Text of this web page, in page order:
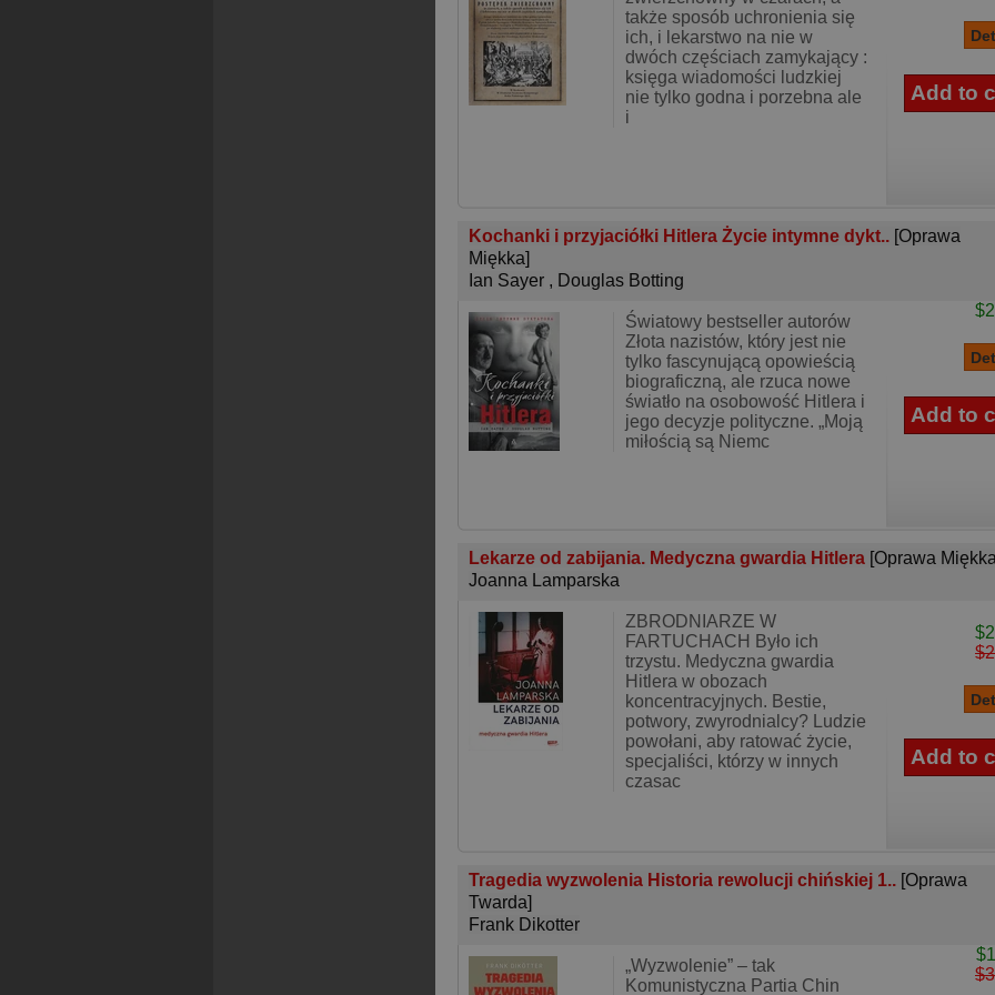
także sposób uchronienia się
ich, i lekarstwo na nie w
dwóch częściach zamykający :
księga wiadomości ludzkiej
nie tylko godna i porzebna ale
i
Kochanki i przyjaciółki Hitlera Życie intymne dykt.. [Oprawa
Miękka]
Ian Sayer , Douglas Botting
Światowy bestseller autorów
Złota nazistów, który jest nie
tylko fascynującą opowieścią
biograficzną, ale rzuca nowe
światło na osobowość Hitlera i
jego decyzje polityczne. „Moją
miłością są Niemc
Lekarze od zabijania. Medyczna gwardia Hitlera [Oprawa
Joanna Lamparska
ZBRODNIARZE W
FARTUCHACH Było ich
trzystu. Medyczna gwardia
Hitlera w obozach
koncentracyjnych. Bestie,
potwory, zwyrodnialcy? Ludzie
powołani, aby ratować życie,
specjaliści, którzy w innych
czasac
Tragedia wyzwolenia Historia rewolucji chińskiej 1.. [Oprawa
Twarda]
Frank Dikotter
„Wyzwolenie” – tak
Komunistyczna Partia Chin